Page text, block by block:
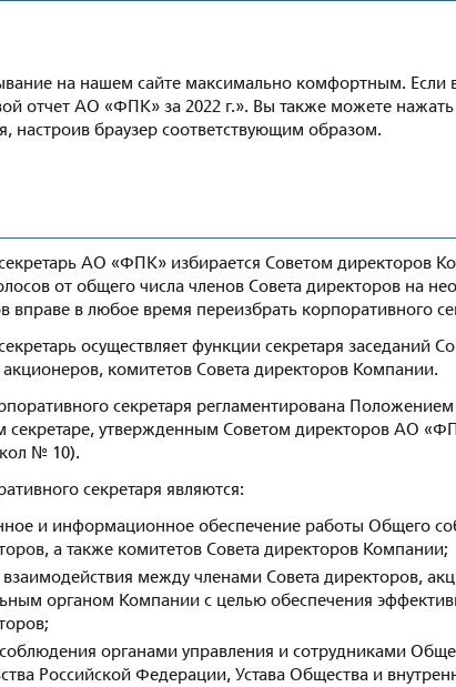
АО «ФПК» избирается Советом директоров
от общего числа членов Совета директоров на
вправе в любое время переизбрать корпоративного
осуществляет функции секретаря заседаний
комитетов Совета директоров Компании.
секретаря регламентирована Положением
секретаре, утвержденным Советом директоров АО
№ 10).
секретаря являются:
и информационное обеспечение работы Общего
а также комитетов Совета директоров Компании;
между членами Совета директоров,
органом Компании с целью обеспечения
органами управления и сотрудниками
Российской Федерации, Устава Общества и
на нашем сайте максимально комфортным. Если
отчет АО «ФПК» за 2022 г.». Вы также можете
настроив браузер соответствующим образом.